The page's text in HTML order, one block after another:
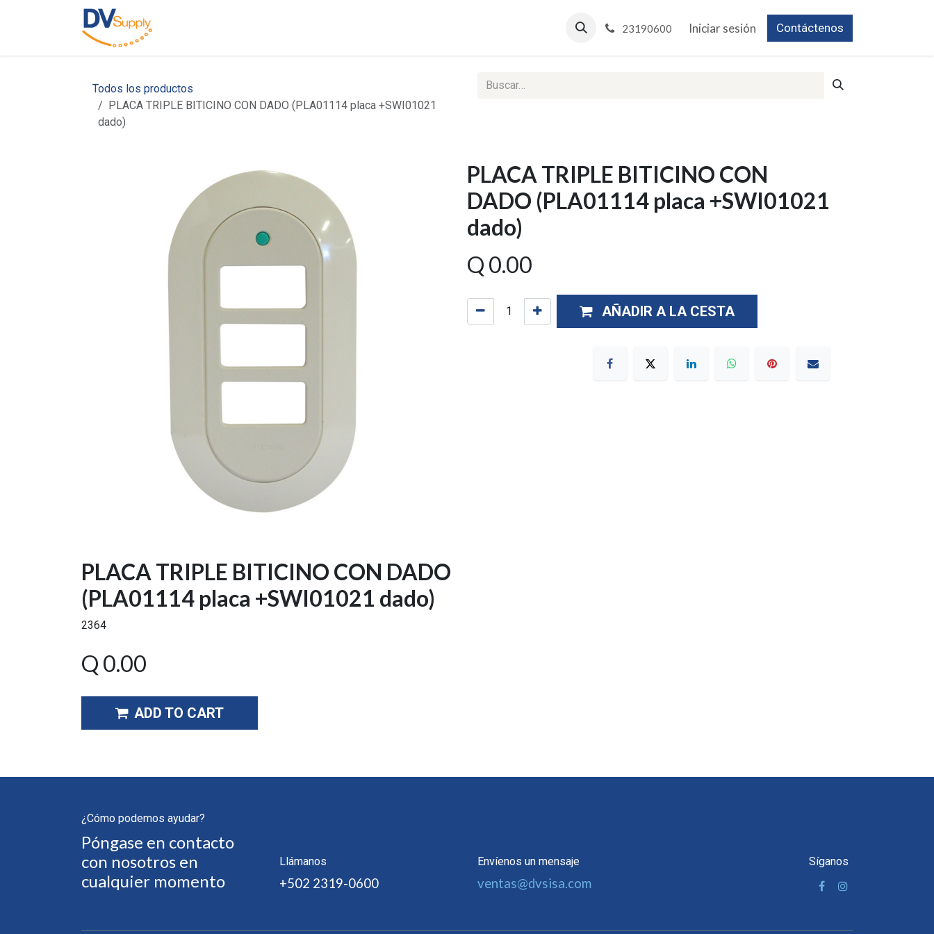
Reportes Web 23190600 Iniciar sesión Contáctenos
Todos los productos
PLACA TRIPLE BITICINO CON DADO (PLA01114 placa +SWI01021
dado)
PLACA TRIPLE BITICINO CON
DADO (PLA01114 placa +SWI01021
dado)
Q 0.00
AÑADIR A LA CESTA
PLACA TRIPLE BITICINO CON DADO
(PLA01114 placa +SWI01021 dado)
2364
Q 0.00
ADD TO CART
¿Cómo podemos ayudar?
Póngase en contacto
con nosotros en
cualquier momento
Llámanos
+502 2319-0600
Envíenos un mensaje
ventas@dvsisa.com
Síganos